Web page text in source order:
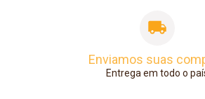
Enviamos suas
Entrega em todo o